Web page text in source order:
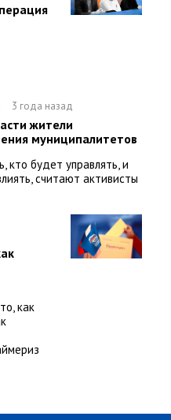
3 года назад
жители
муниципалитетов
кто будет управлять, и
считают активисты
как